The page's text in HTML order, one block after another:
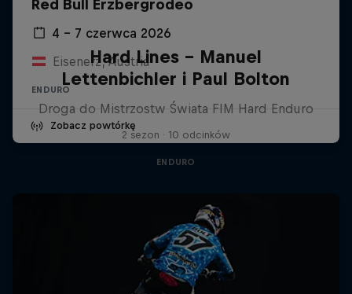
Red Bull Erzbergrodeo
4 – 7 czerwca 2026
Eisenerz, Austria
ENDURO
Zobacz powtórkę
Hard Lines – Manuel
Lettenbichler i Paul Bolton
Droga do Mistrzostw Świata FIM Hard Enduro
2 sezon · 10 odcinków
ENDURO